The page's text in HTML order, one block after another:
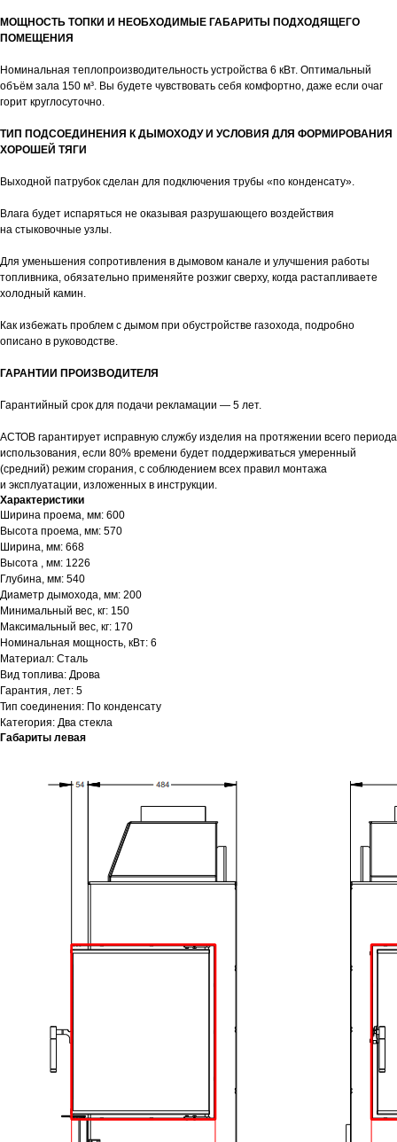
МОЩНОСТЬ ТОПКИ И НЕОБХОДИМЫЕ ГАБАРИТЫ ПОДХОДЯЩЕГО
ПОМЕЩЕНИЯ
Номинальная теплопроизводительность устройства 6 кВт. Оптимальный
объём зала 150 м³. Вы будете чувствовать себя комфортно, даже если очаг
горит круглосуточно.
ТИП ПОДСОЕДИНЕНИЯ К ДЫМОХОДУ И УСЛОВИЯ ДЛЯ ФОРМИРОВАНИЯ
ХОРОШЕЙ ТЯГИ
Выходной патрубок сделан для подключения трубы «по конденсату».
Влага будет испаряться не оказывая разрушающего воздействия
на стыковочные узлы.
Для уменьшения сопротивления в дымовом канале и улучшения работы
топливника, обязательно применяйте розжиг сверху, когда растапливаете
холодный камин.
Как избежать проблем с дымом при обустройстве газохода, подробно
описано в руководстве.
ГАРАНТИИ ПРОИЗВОДИТЕЛЯ
Гарантийный срок для подачи рекламации — 5 лет.
АСТОВ гарантирует исправную службу изделия на протяжении всего периода
использования, если 80% времени будет поддерживаться умеренный
(средний) режим сгорания, с соблюдением всех правил монтажа
и эксплуатации, изложенных в инструкции.
Характеристики
Ширина проема, мм: 600
Высота проема, мм: 570
Ширина, мм: 668
Высота , мм: 1226
Глубина, мм: 540
Диаметр дымохода, мм: 200
Минимальный вес, кг: 150
Максимальный вес, кг: 170
Номинальная мощность, кВт: 6
Материал: Сталь
Вид топлива: Дрова
Гарантия, лет: 5
Тип соединения: По конденсату
Категория: Два стекла
Габариты левая